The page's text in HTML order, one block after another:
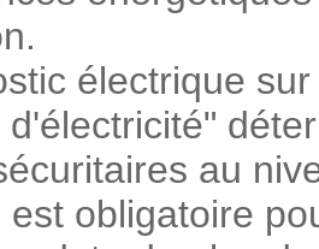
électrique
d'électricité"
au
est obligatoire